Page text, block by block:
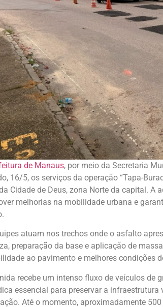
de Manaus, por meio da Secretaria
16/5, os serviços da operação “Tapa-
Cidade de Deus, zona Norte da capital.
melhorias na mobilidade urbana e
atuam nos trechos onde o asfalto
preparação da base e aplicação de
ao pavimento e melhores condições
recebe um intenso fluxo de veículos de
essencial para preservar a
Até o momento, aproximadamente